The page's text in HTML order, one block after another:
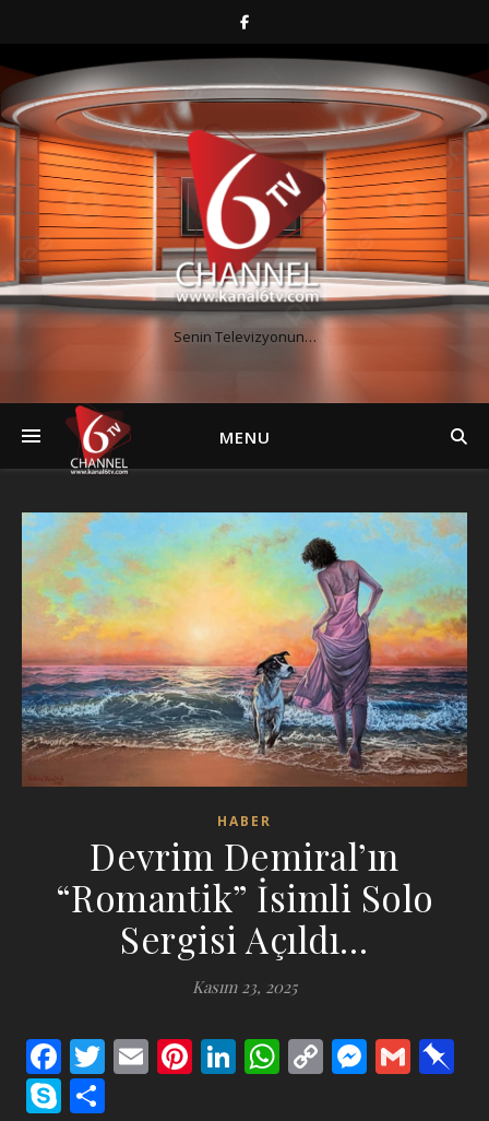
Senin Televizyonun…
MENU
HABER
Devrim Demiral’ın
“Romantik” İsimli Solo
Sergisi Açıldı…
Kasım 23, 2025
Facebook
Twitter
EmailPinterest
LinkedIn
WhatsApp
Copy
Skype